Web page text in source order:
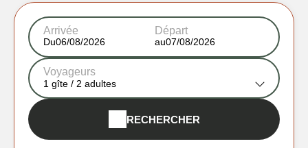
Arrivée
Du
Départ
au
Voyageurs
1 gîte / 2 adultes
RECHERCHER